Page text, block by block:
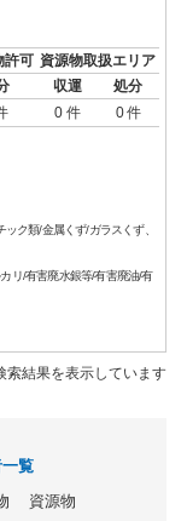
許可 資源物取扱エリア
収運
処分
0 件 0 件
ク類/金属くず/ガラスくず、
リ/有害廃水銀等/有害廃油/有
索結果を表示しています
覧
資源物